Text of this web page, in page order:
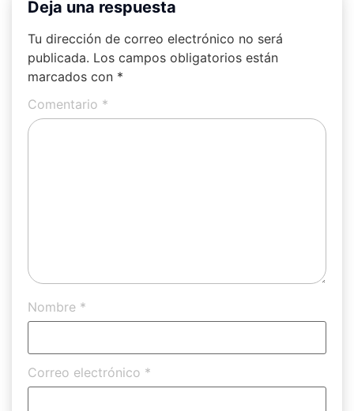
Deja una respuesta
Tu dirección de correo electrónico no será
publicada. Los campos obligatorios están
marcados con *
Comentario *
Nombre *
Correo electrónico *